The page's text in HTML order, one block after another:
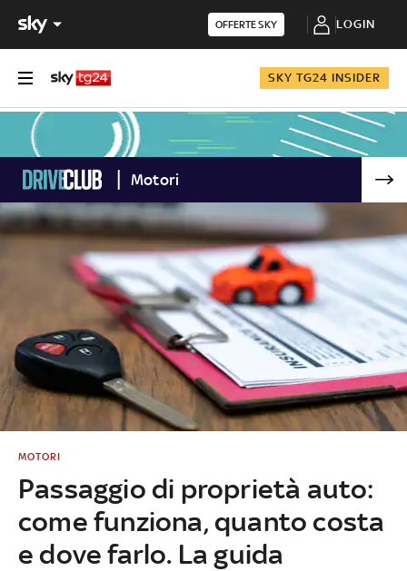
OFFERTE SKY LOGIN
SKY TG24 INSIDER
Motori
Passaggio di proprietà auto:
come funziona, quanto costa
e dove farlo. La guida
MOTORI